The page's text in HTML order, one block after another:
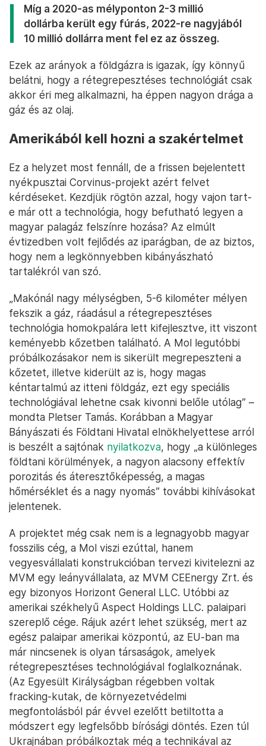
Telexnek azt mondta, a frackinggel bányászható
palaolaj esetében 30-80 dollár/hordó körül mozog a
kitermelés összköltsége, ami összehasonlításban
messze a legdrágább: a legkönnyebben felszínre
hozható kőolajat Szaúd-Arábiában 1-1,5 dollár/hordó
áron tudják kibányászni, de még a nagyobb
technológiai kihívást jelentő offshore kutak is 20-30
dollár/hordótól indulnak. Mindemellett a
kitermeléshez elengedhetetlen fúrások költsége is
elszállt napjainkra.
Míg a 2020-as mélyponton 2-3 millió
dollárba került egy fúrás, 2022-re nagyjából
10 millió dollárra ment fel ez az összeg.
Ezek az arányok a földgázra is igazak, így könnyű
belátni, hogy a rétegrepesztéses technológiát csak
akkor éri meg alkalmazni, ha éppen nagyon drága a
gáz és az olaj.
Amerikából kell hozni a szakértelmet
Ez a helyzet most fennáll, de a frissen bejelentett
nyékpusztai Corvinus-projekt azért felvet
kérdéseket. Kezdjük rögtön azzal, hogy vajon tart-
e már ott a technológia, hogy befutható legyen a
magyar palagáz felszínre hozása? Az elmúlt
évtizedben volt fejlődés az iparágban, de az biztos,
hogy nem a legkönnyebben kibányászható
tartalékról van szó.
„Makónál nagy mélységben, 5-6 kilométer mélyen
fekszik a gáz, ráadásul a rétegrepesztéses
technológia homokpalára lett kifejlesztve, itt viszont
keményebb kőzetben található. A Mol legutóbbi
kőzetet, illetve kiderült az is, hogy magas
kéntartalmú az itteni földgáz, ezt egy speciális
technológiával lehetne csak kivonni belőle utólag” –
mondta Pletser Tamás. Korábban a Magyar
Bányászati és Földtani Hivatal elnökhelyettese arról
is beszélt a sajtónaknyilatkozva, hogy „a különleges
földtani körülmények, a nagyon alacsony effektív
porozitás és áteresztőképesség, a magas
hőmérséklet és a nagy nyomás” további kihívásokat
jelentenek.
A projektet még csak nem is a legnagyobb magyar
fosszilis cég, a Mol viszi ezúttal, hanem
vegyesvállalati konstrukcióban tervezi kivitelezni az
MVM egy leányvállalata, az MVM CEEnergy Zrt. és